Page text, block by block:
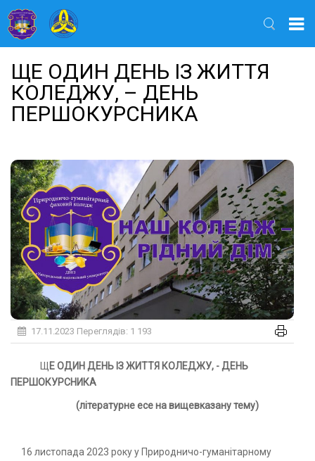
ЩЕ ОДИН ДЕНЬ ІЗ ЖИТТЯ
КОЛЕДЖУ, – ДЕНЬ
ПЕРШОКУРСНИКА
17.11.2023 Переглядів: 1 193
ПЕРШОКУРСНИКА
(літературне есе на вищевказану тему)
16 листопада 2023 року у Природничо-гуманітарному